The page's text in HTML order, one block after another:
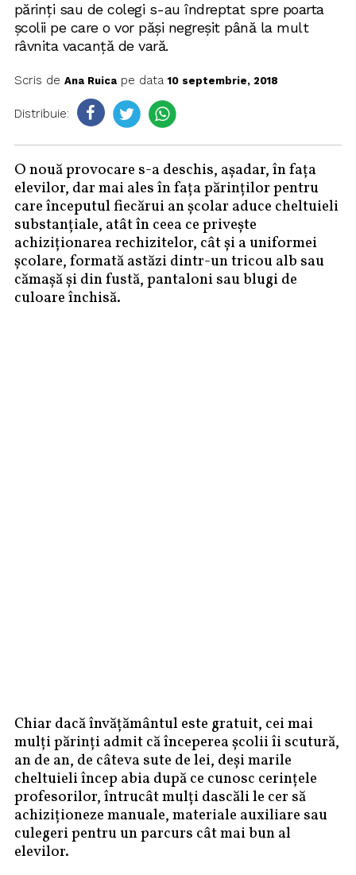
părinți sau de colegi s-au îndreptat spre poarta
școlii pe care o vor păși negreșit până la mult
râvnita vacanță de vară.
Scris de Ana Ruicape data10 septembrie, 2018
Distribuie:
O nouă provocare s-a deschis, așadar, în fața
elevilor, dar mai ales în fața părinților pentru
care începutul fiecărui an școlar aduce cheltuieli
substanțiale, atât în ceea ce privește
achiziționarea rechizitelor, cât și a uniformei
școlare, formată astăzi dintr-un tricou alb sau
cămașă și din fustă, pantaloni sau blugi de
culoare închisă.
Chiar dacă învățământul este gratuit, cei mai
mulți părinți admit că începerea școlii îi scutură,
an de an, de câteva sute de lei, deși marile
cheltuieli încep abia după ce cunosc cerințele
profesorilor, întrucât mulți dascăli le cer să
achiziționeze manuale, materiale auxiliare sau
culegeri pentru un parcurs cât mai bun al
elevilor.